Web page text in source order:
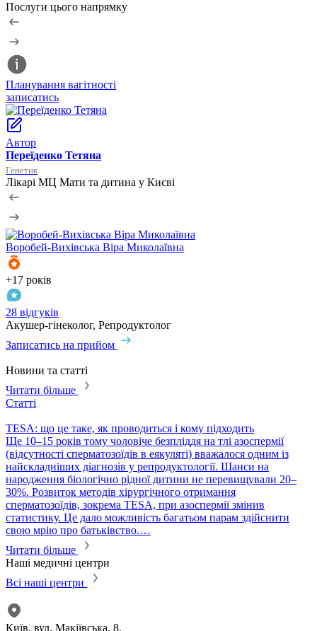
Послуги цього напрямку
Планування вагітності
записатись
Автор
Переїденко Тетяна
Генетик
Лікарі МЦ Мати та дитина у Києві
Воробей-Вихівська Віра Миколаївна
+17 років
28 відгуків
Акушер-гінеколог, Репродуктолог
Записатись на прийом
Новини та статті
Читати більше
Статті
TESA: що це таке, як проводиться і кому підходить
​Ще 10–15 років тому чоловіче безпліддя на тлі азоспермії
(відсутності сперматозоїдів в еякуляті) вважалося одним із
найскладніших діагнозів у репродуктології. Шанси на
народження біологічно рідної дитини не перевищували 20–
30%. Розвиток методів хірургічного отримання
сперматозоїдів, зокрема TESA, при азоспермії змінив
статистику. Це дало можливість багатьом парам здійснити
свою мрію про батьківство.…
Читати більше
Наші медичні центри
Всі наші центри
Київ, вул. Макіївська, 8.